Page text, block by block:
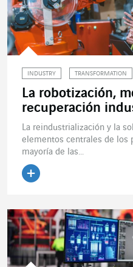
INDUSTRY TRANSFORMATION
La robotización,
recuperación
La reindustrialización y la
elementos centrales de los
mayoría de las...